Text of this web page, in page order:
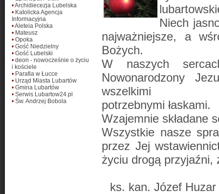
•Archidiecezja Lubelska
• Katolicka Agencja
Informacyjna
•Aleteia Polska
• Mateusz
• Opoka
• Gość Niedzielny
• Gość Lubelski
• deon - nowocześnie o życiu
i kościele
• Parafia w Łucce
• Urząd Miasta Lubartów
• Gmina Lubartów
• Serwis Lubartow24.pl
• Św. Andrzej Bobola
Niech
najważniejsze, a
Bożych.
W naszych
Nowonarodzony
wszelkimi
potrzebnymi łaskami.
Wzajemnie składane
Wszystkie nasze
przez Jej
życiu drogą przyjaźni,
ks. kan. Józef Huzar